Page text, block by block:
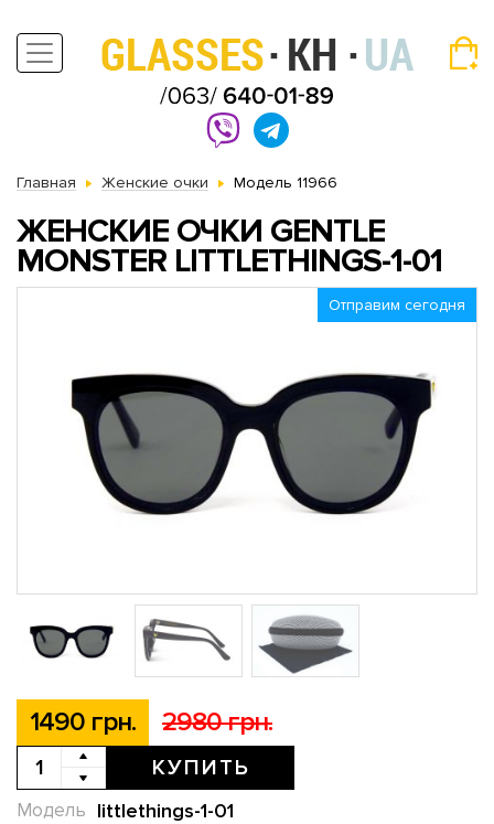
Главная Женские очки Модель 11966
ЖЕНСКИЕ ОЧКИ GENTLE
MONSTER LITTLETHINGS-1-01
Отправим сегодня
1490 грн. 2980 грн.
КУПИТЬ
littlethings-1-01
Модель